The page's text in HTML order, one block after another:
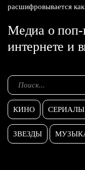
расшифровывается
Медиа о поп-
интернете и
КИНО СЕРИАЛЫ
ЗВЕЗДЫ